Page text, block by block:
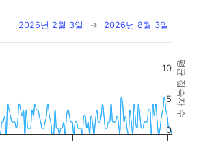
평균 접속자 수
2026년 2월 3일 → 2026년 8월 3일
0
5
10